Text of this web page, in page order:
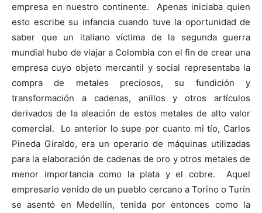
empresa en nuestro continente. Apenas iniciaba quien
esto escribe su infancia cuando tuve la oportunidad de
saber que un italiano víctima de la segunda guerra
mundial hubo de viajar a Colombia con el fin de crear una
empresa cuyo objeto mercantil y social representaba la
compra de metales preciosos, su fundición y
transformación a cadenas, anillos y otros artículos
derivados de la aleación de estos metales de alto valor
comercial. Lo anterior lo supe por cuanto mi tío, Carlos
Pineda Giraldo, era un operario de máquinas utilizadas
para la elaboración de cadenas de oro y otros metales de
menor importancia como la plata y el cobre. Aquel
empresario venido de un pueblo cercano a Torino o Turín
se asentó en Medellín, tenida por entonces como la